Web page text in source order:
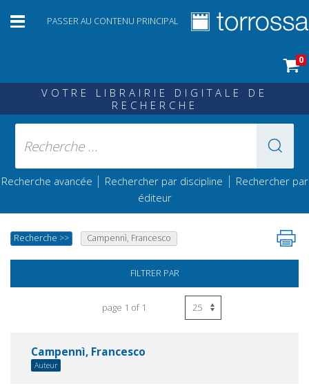
PASSER AU CONTENU PRINCIPAL
0
VOTRE LIBRAIRIE DIGITALE DE
RECHERCHE
Recherche avancée | Rechercher par discipline | Rechercher par
éditeur
Recherche >> Campennì, Francesco
FILTRER PAR
page 1 of 1
Campennì, Francesco
Auteur